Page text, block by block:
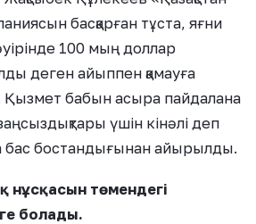
басқарған тұста, яғни
100 мың доллар
деген айыппен қамауға
Қызмет бабын асыра пайдалана
үшін кінәлі деп
бас бостандығынан айырылды.
нұсқасын төмендегі
болады.